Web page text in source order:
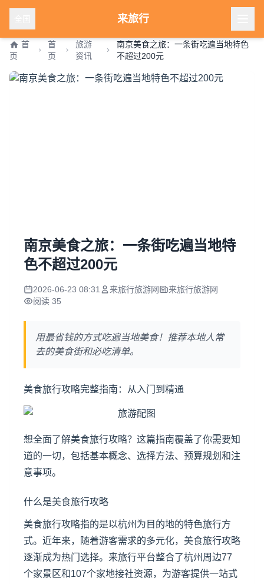
来旅行
首
页
首
页
旅游
资讯
南京美食之旅：一条街吃遍当地特色
不超过200元
南京美食之旅：一条街吃遍当地特
色不超过200元
2026-06-23 08:31 来旅行旅游网
来旅行旅游网
阅读 35
用最省钱的方式吃遍当地美食！推荐本地人常
去的美食街和必吃清单。
美食旅行攻略完整指南：从入门到精通
想全面了解美食旅行攻略？这篇指南覆盖了你需要知
道的一切，包括基本概念、选择方法、预算规划和注
意事项。
什么是美食旅行攻略
美食旅行攻略指的是以杭州 为目的地的特色旅行方
式。近年来，随着游客需求的多元化，美食旅行攻略
逐渐成为热门选择。来旅行平台整合了杭州周边77
个家景区和107个家地接社资源，为游客提供一站式